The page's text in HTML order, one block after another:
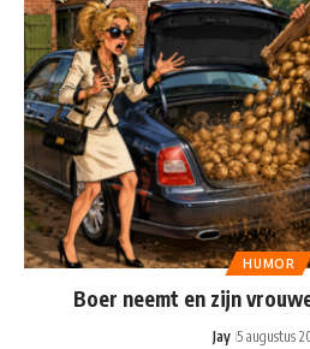
HUMOR
Boer neemt en zijn
Jay 5 augustus